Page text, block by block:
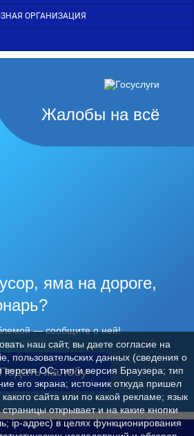
ОРГАНИЗАЦИЯ
Жалобы на всё
яма на дороге,
— сообщите о ней!
жалобу
наш сайт, вы даете согласие на
пользовательских данных (сведения о
версия ОС; тип и версия Браузера; тип
его экрана; источник откуда пришел
сайта или по какой рекламе; язык
открывает и на какие кнопки
ip-адрес) в целях функционирования